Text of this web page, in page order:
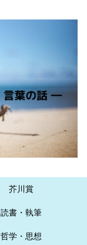
芥川賞
読書・執筆
哲学・思想